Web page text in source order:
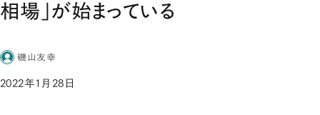
相場」が始まっている
磯山友幸
2022年1月28日